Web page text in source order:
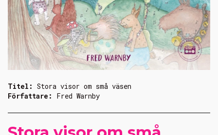
Titel: Stora visor om små väsen
Författare: Fred Warnby